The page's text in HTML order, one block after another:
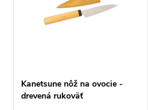
Kanetsune nôž na ovocie -
drevená rukoväť